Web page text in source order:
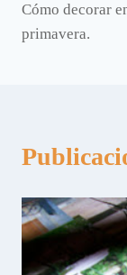
de
Cómo decorar
primavera.